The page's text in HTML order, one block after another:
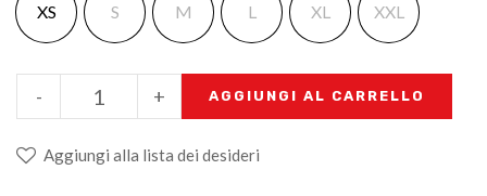
XS S M L XL XXL
+
- AGGIUNGI AL CARRELLO
Aggiungi alla lista dei desideri